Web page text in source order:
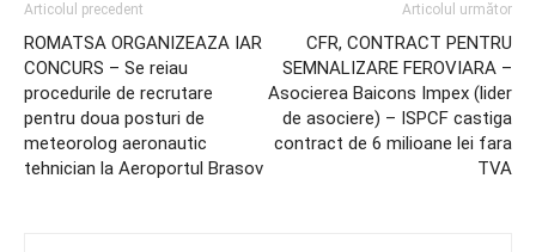
Articolul precedent
ROMATSA ORGANIZEAZA IAR
CONCURS – Se reiau
procedurile de recrutare
pentru doua posturi de
meteorolog aeronautic
tehnician la Aeroportul Brasov
Articolul următor
CFR, CONTRACT PENTRU
SEMNALIZARE FEROVIARA –
Asocierea Baicons Impex (lider
de asociere) – ISPCF castiga
contract de 6 milioane lei fara
TVA